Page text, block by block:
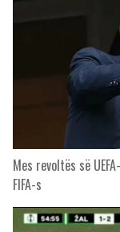
Mes revoltës së
FIFA-s